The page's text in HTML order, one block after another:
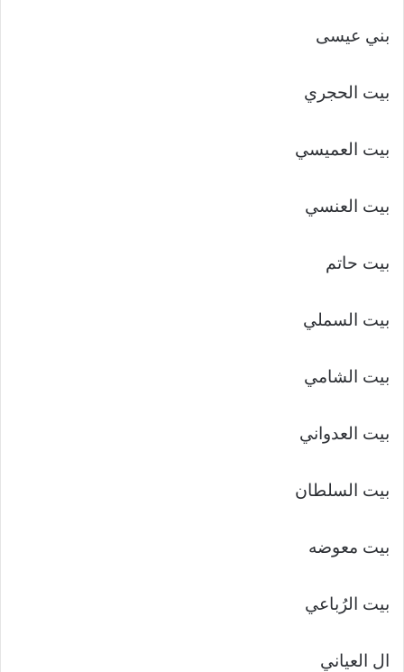
بني عيسى
بيت الحجري
بيت العميسي
بيت العنسي
بيت حاتم
بيت السملي
بيت الشامي
بيت العدواني
بيت السلطان
بيت معوضه
بيت الرُباعي
ال العياني